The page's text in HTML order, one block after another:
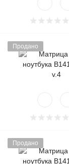
Продано
Продано